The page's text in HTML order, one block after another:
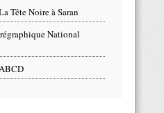
Tête Noire à Saran
National